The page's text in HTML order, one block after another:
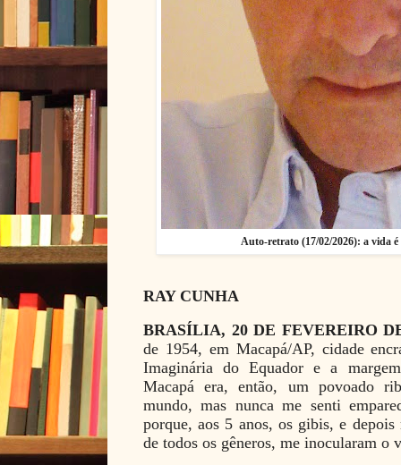
Auto-retrato (17/02/2026): a vida
RAY CUNHA
BRASÍLIA, 20 DE FEVEREIRO
de 1954, em Macapá/AP, cidade
Imaginária do Equador e a
Macapá era, então, um povoado
mundo, mas nunca me senti
porque, aos 5 anos, os gibis, e
de todos os gêneros, me inocularam o